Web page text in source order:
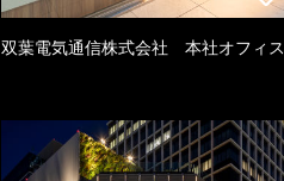
双葉電気通信株式会社 本社オフィス